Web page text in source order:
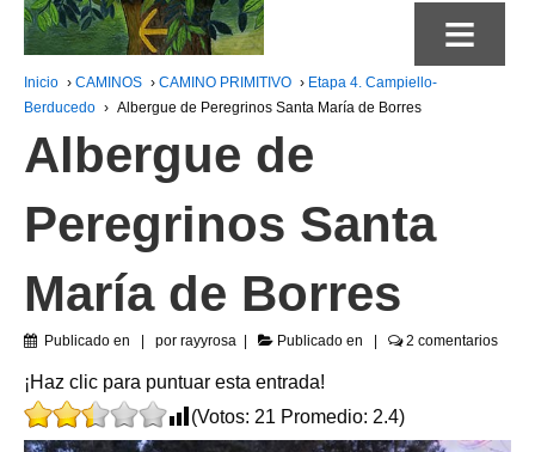
≡
Inicio › CAMINOS › CAMINO PRIMITIVO › Etapa 4. Campiello-
Berducedo › Albergue de Peregrinos Santa María de Borres
Albergue de
Peregrinos Santa
María de Borres
Publicado en por rayyrosa Publicado en 2 comentarios
¡Haz clic para puntuar esta entrada!
(Votos: 21 Promedio: 2.4)